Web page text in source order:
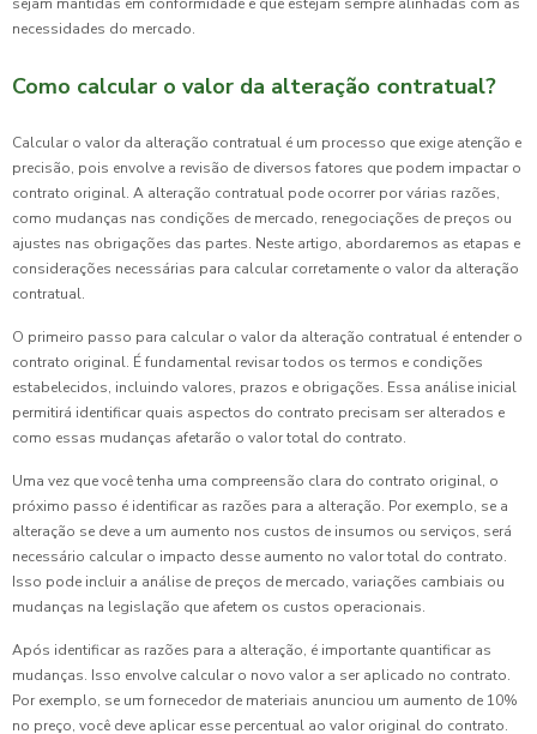
necessidades do mercado.
Como calcular o valor da alteração contratual?
Calcular o valor da alteração contratual é um processo que exige atenção e
precisão, pois envolve a revisão de diversos fatores que podem impactar o
contrato original. A alteração contratual pode ocorrer por várias razões,
como mudanças nas condições de mercado, renegociações de preços ou
ajustes nas obrigações das partes. Neste artigo, abordaremos as etapas e
considerações necessárias para calcular corretamente o valor da alteração
contratual.
O primeiro passo para calcular o valor da alteração contratual é entender o
contrato original. É fundamental revisar todos os termos e condições
estabelecidos, incluindo valores, prazos e obrigações. Essa análise inicial
permitirá identificar quais aspectos do contrato precisam ser alterados e
como essas mudanças afetarão o valor total do contrato.
Uma vez que você tenha uma compreensão clara do contrato original, o
próximo passo é identificar as razões para a alteração. Por exemplo, se a
alteração se deve a um aumento nos custos de insumos ou serviços, será
necessário calcular o impacto desse aumento no valor total do contrato.
Isso pode incluir a análise de preços de mercado, variações cambiais ou
mudanças na legislação que afetem os custos operacionais.
Após identificar as razões para a alteração, é importante quantificar as
mudanças. Isso envolve calcular o novo valor a ser aplicado no contrato.
Por exemplo, se um fornecedor de materiais anunciou um aumento de 10%
no preço, você deve aplicar esse percentual ao valor original do contrato.